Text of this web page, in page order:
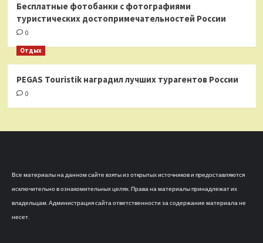
Бесплатные фотобанки с фотографиями
туристических достопримечательностей России
0
Отдых
PEGAS Touristik наградил лучших турагентов России
0
Все материалы на данном сайте взяты из открытых источников и предоставляются
исключительно в ознакомительных целях. Права на материалы принадлежат их
владельцам. Администрация сайта ответственности за содержание материала не
несет.